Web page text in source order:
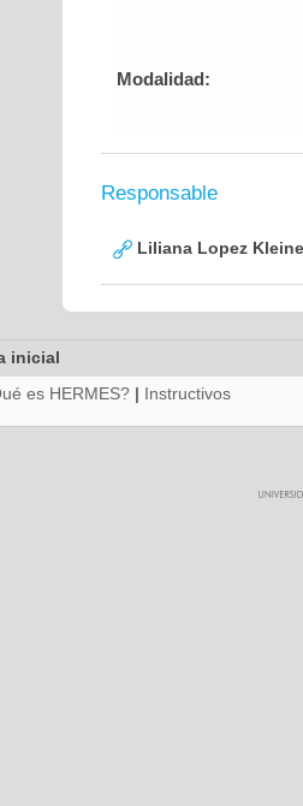
Modalidad:
Responsable
Liliana Lopez Kleine
inicial
es HERMES? | Instructivos